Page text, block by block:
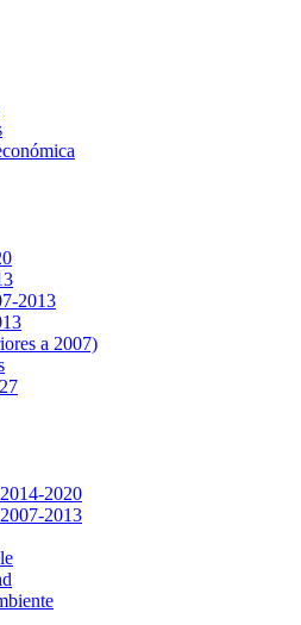
2013
a 2007)
2020
2013